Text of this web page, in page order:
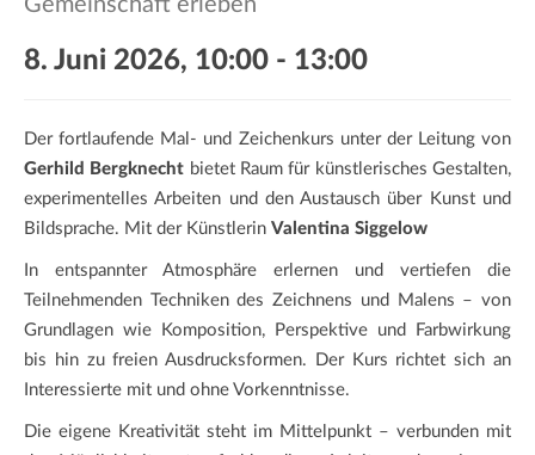
8. Juni 2026, 10:00 - 13:00
Der fortlaufende Mal- und Zeichenkurs unter der Leitung von
Gerhild Bergknecht bietet Raum für künstlerisches Gestalten,
experimentelles Arbeiten und den Austausch über Kunst und
Bildsprache. Mit der Künstlerin Valentina Siggelow
In entspannter Atmosphäre erlernen und vertiefen die
Teilnehmenden Techniken des Zeichnens und Malens – von
Grundlagen wie Komposition, Perspektive und Farbwirkung
bis hin zu freien Ausdrucksformen. Der Kurs richtet sich an
Interessierte mit und ohne Vorkenntnisse.
Die eigene Kreativität steht im Mittelpunkt – verbunden mit